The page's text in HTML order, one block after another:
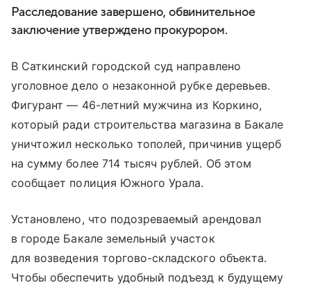
Расследование завершено, обвинительное
заключение утверждено прокурором.
В Саткинский городской суд направлено
уголовное дело о незаконной рубке деревьев.
Фигурант — 46-летний мужчина из Коркино,
который ради строительства магазина в Бакале
уничтожил несколько тополей, причинив ущерб
на сумму более 714 тысяч рублей. Об этом
сообщает полиция Южного Урала.
Установлено, что подозреваемый арендовал
в городе Бакале земельный участок
для возведения торгово-складского объекта.
Чтобы обеспечить удобный подъезд к будущему